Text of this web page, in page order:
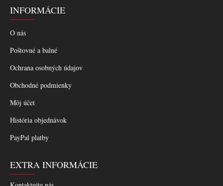
INFORMÁCIE
O nás
Poštovné a balné
Ochrana osobných údajov
Obchodné podmienky
Môj účet
História objednávok
PayPal platby
EXTRA INFORMÁCIE